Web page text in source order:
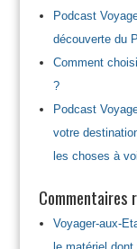
Podcast
découverte du
Comment
?
Podcast
votre
les choses à
Commentaires
Voyager-aux-